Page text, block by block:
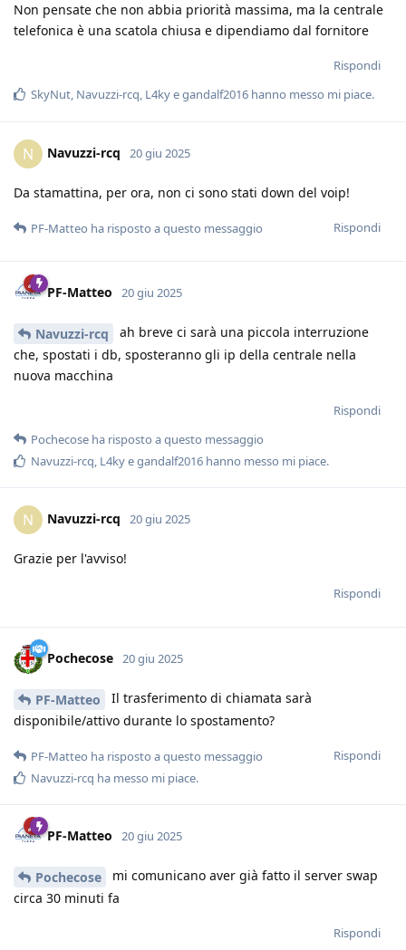
Non pensate che non abbia priorità massima, ma la centrale
telefonica è una scatola chiusa e dipendiamo dal fornitore
Rispondi
SkyNut, Navuzzi-rcq, L4kyegandalf2016 hanno messo mi piace.
N Navuzzi-rcq 20 giu 2025
Da stamattina, per ora, non ci sono stati down del voip!
Rispondi
PF-Matteo ha risposto a questo messaggio
PF-Matteo 20 giu 2025
Navuzzi-rcq
ah breve ci sarà una piccola interruzione
che, spostati i db, sposteranno gli ip della centrale nella
nuova macchina
Rispondi
Pochecose ha risposto a questo messaggio
Navuzzi-rcq, L4kyegandalf2016 hanno messo mi piace.
N Navuzzi-rcq 20 giu 2025
Grazie per l'avviso!
Rispondi
Pochecose 20 giu 2025
PF-Matteo
Il trasferimento di chiamata sarà
disponibile/attivo durante lo spostamento?
Rispondi
PF-Matteo ha risposto a questo messaggio
Navuzzi-rcq ha messo mi piace.
PF-Matteo 20 giu 2025
Pochecose
mi comunicano aver già fatto il server swap
circa 30 minuti fa
Rispondi